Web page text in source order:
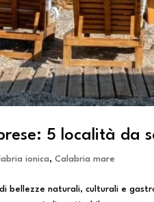
5 località da
ionica,Calabria mare
bellezze naturali, culturali e